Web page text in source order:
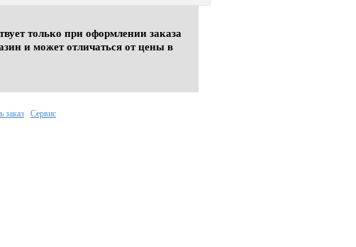
только при оформлении заказа
и может отличаться от цены в
заказ Сервис